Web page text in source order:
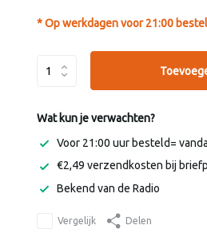
* Op werkdagen voor 21:00
Wat kun je verwachten?
Voor 21:00 uur besteld=
€2,49 verzendkosten bij
Bekend van de Radio
Vergelijk Delen